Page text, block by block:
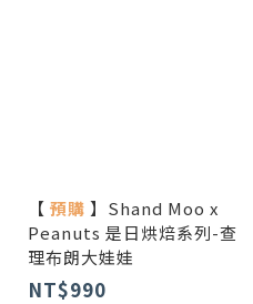
【 預購 】Shand Moo x
Peanuts 是日烘焙系列-查
理布朗大娃娃
NT$990